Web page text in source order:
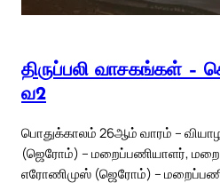
திருப்பலி வாசகங்கள் –
வ2
பொதுக்காலம் 26ஆம் வாரம் –
(ஜெரோம்) – மறைப்பணியாளர்,
எரோணிமுஸ் (ஜெரோம்) –